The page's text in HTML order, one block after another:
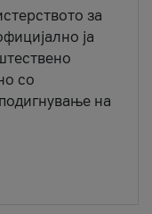
за
ја
со
на